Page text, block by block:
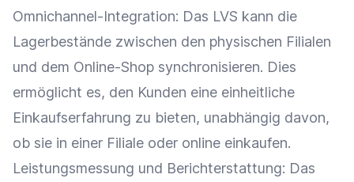
Omnichannel-Integration: Das LVS kann die
Lagerbestände zwischen den physischen Filialen
und dem Online-Shop synchronisieren. Dies
ermöglicht es, den Kunden eine einheitliche
Einkaufserfahrung zu bieten, unabhängig davon,
ob sie in einer Filiale oder online einkaufen.
Leistungsmessung und Berichterstattung: Das